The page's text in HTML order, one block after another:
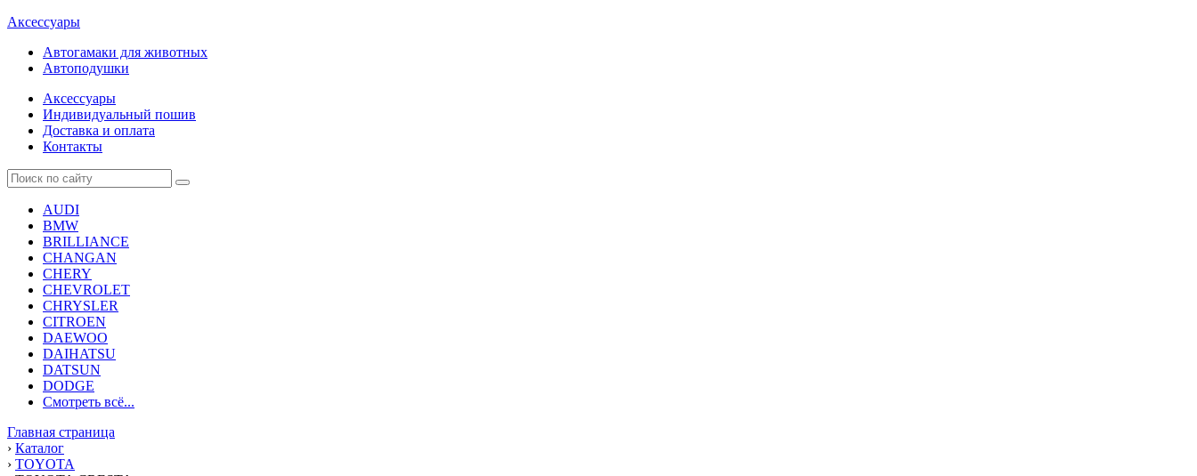
Аксессуары
Автогамаки для животных
Автоподушки
Аксессуары
Индивидуальный пошив
Доставка и оплата
Контакты
AUDI
BMW
BRILLIANCE
CHANGAN
CHERY
CHEVROLET
CHRYSLER
CITROEN
DAEWOO
DAIHATSU
DATSUN
DODGE
Смотреть всё...
Главная страница
› Каталог
› TOYOTA